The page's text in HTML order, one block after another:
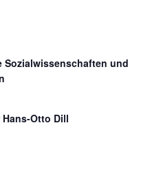
Sozialwissenschaften und
Otto Dill